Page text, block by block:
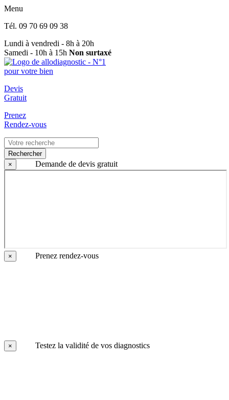
Menu
Tél. 09 70 69 09 38
Lundi à vendredi - 8h à 20h
Samedi - 10h à 15h Non surtaxé
Devis
Gratuit
Prenez
Rendez-vous
Rechercher
×
Demande de devis gratuit
× Prenez rendez-vous
× Testez la validité de vos diagnostics